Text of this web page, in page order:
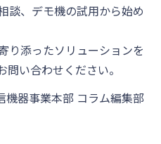
談、デモ機の試用から始め
り添ったソリューションを
い合わせください。
機器事業本部 コラム編集部